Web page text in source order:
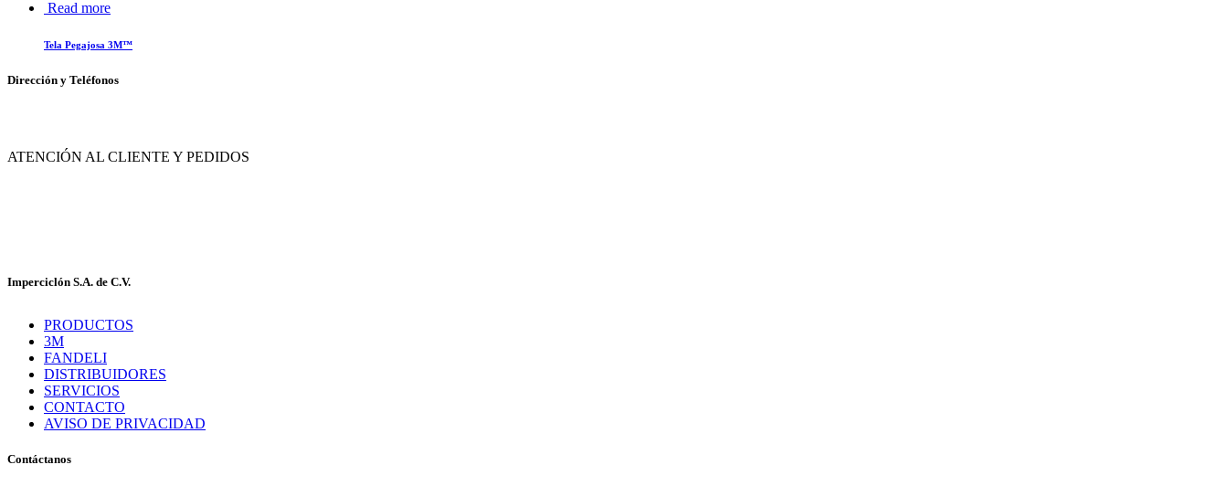
Read more
Tela Pegajosa 3M™
Dirección y Teléfonos
ATENCIÓN AL CLIENTE Y PEDIDOS
Imperciclón S.A. de C.V.
PRODUCTOS
3M
FANDELI
DISTRIBUIDORES
SERVICIOS
CONTACTO
AVISO DE PRIVACIDAD
Contáctanos